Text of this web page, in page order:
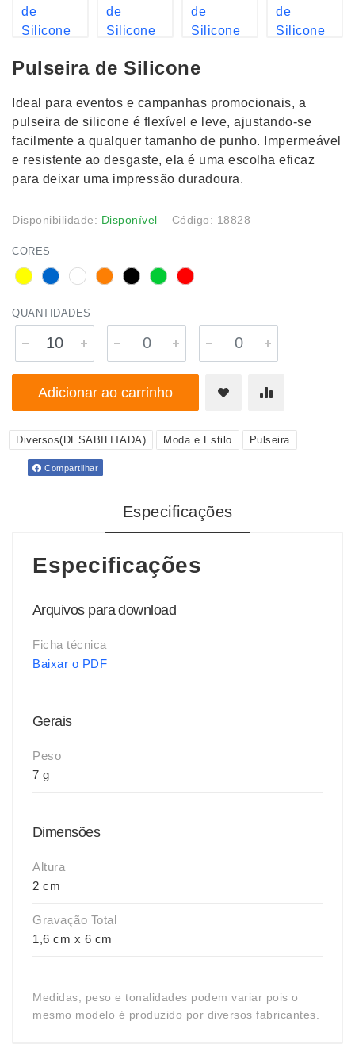
Pulseira de Silicone
Ideal para eventos e campanhas promocionais, a
pulseira de silicone é flexível e leve, ajustando-se
facilmente a qualquer tamanho de punho. Impermeável
e resistente ao desgaste, ela é uma escolha eficaz
para deixar uma impressão duradoura.
Disponibilidade: Disponível Código: 18828
CORES
QUANTIDADES
Adicionar ao carrinho
Diversos(DESABILITADA) Moda e Estilo Pulseira
Compartilhar
Especificações
Especificações
Arquivos para download
Ficha técnica
Baixar o PDF
Gerais
Peso
7 g
Dimensões
Altura
2 cm
Gravação Total
1,6 cm x 6 cm
Medidas, peso e tonalidades podem variar pois o
mesmo modelo é produzido por diversos fabricantes.